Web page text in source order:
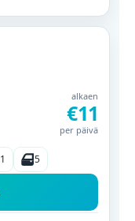
alkaen
€11
per päivä
1 5